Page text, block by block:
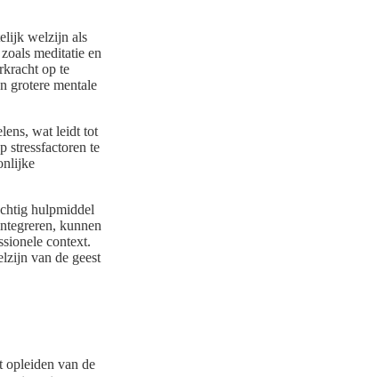
welzijn als
meditatie en
op te
grotere mentale
wat leidt tot
stressfactoren te
hulpmiddel
kunnen
context.
van de geest
opleiden van de